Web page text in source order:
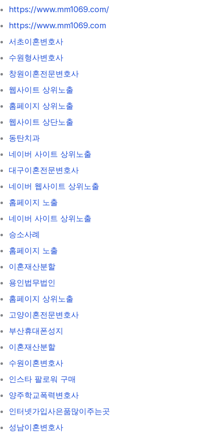
https://www.mm1069.com/
https://www.mm1069.com
서초이혼변호사
수원형사변호사
창원이혼전문변호사
웹사이트 상위노출
홈페이지 상위노출
웹사이트 상단노출
동탄치과
네이버 사이트 상위노출
대구이혼전문변호사
네이버 웹사이트 상위노출
홈페이지 노출
네이버 사이트 상위노출
승소사례
홈페이지 노출
이혼재산분할
용인법무법인
홈페이지 상위노출
고양이혼전문변호사
부산휴대폰성지
이혼재산분할
수원이혼변호사
인스타 팔로워 구매
양주학교폭력변호사
인터넷가입사은품많이주는곳
성남이혼변호사